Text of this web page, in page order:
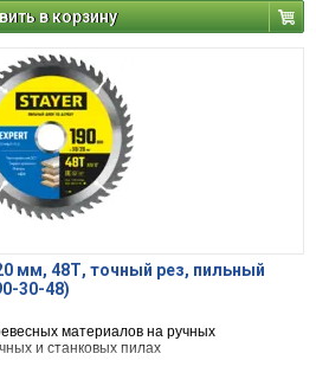
в корзину
мм, 48Т, точный рез, пильный
30-48)
материалов на ручных
и станковых пилах